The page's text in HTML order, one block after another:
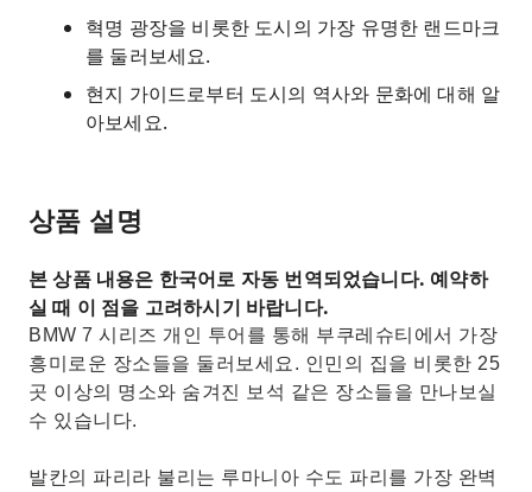
혁명 광장을 비롯한 도시의 가장 유명한 랜드마크
를 둘러보세요.
현지 가이드로부터 도시의 역사와 문화에 대해 알
아보세요.
상품 설명
본 상품 내용은 한국어로 자동 번역되었습니다. 예약하
실 때 이 점을 고려하시기 바랍니다.
BMW 7 시리즈 개인 투어를 통해 부쿠레슈티에서 가장
흥미로운 장소들을 둘러보세요. 인민의 집을 비롯한 25
곳 이상의 명소와 숨겨진 보석 같은 장소들을 만나보실
수 있습니다.
발칸의 파리라 불리는 루마니아 수도 파리를 가장 완벽